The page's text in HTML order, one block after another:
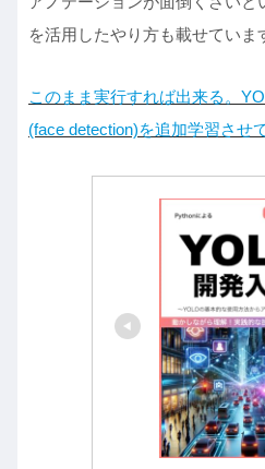
を活用したやり方も載せていま
このまま実行すれば出来る。
(face detection)を追加学習させ